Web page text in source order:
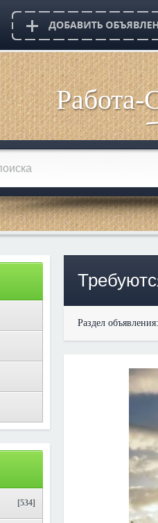
[534]
Раздел